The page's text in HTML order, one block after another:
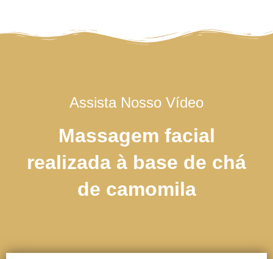
Assista Nosso Vídeo
Massagem facial
realizada à base de chá
de camomila